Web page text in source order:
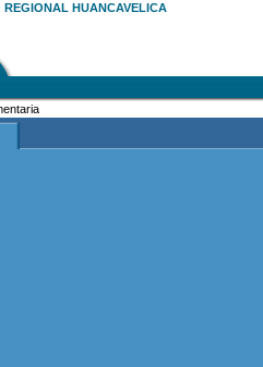
REGIONAL HUANCAVELICA